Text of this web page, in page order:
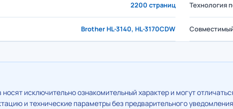
2200 страниц Технология
Brother HL-3140, HL-3170CDW
исключительно ознакомительный характер и могут
и технические параметры без предварительного